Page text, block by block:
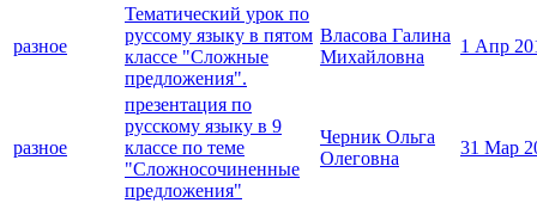
разное
Тематический урок по
руссому языку в пятом
классе "Сложные
предложения".
Власова Галина
Михайловна
1 Апр
разное
презентация по
русскому языку в 9
классе по теме
"Сложносочиненные
предложения"
Черник Ольга
Олеговна
31 Мар